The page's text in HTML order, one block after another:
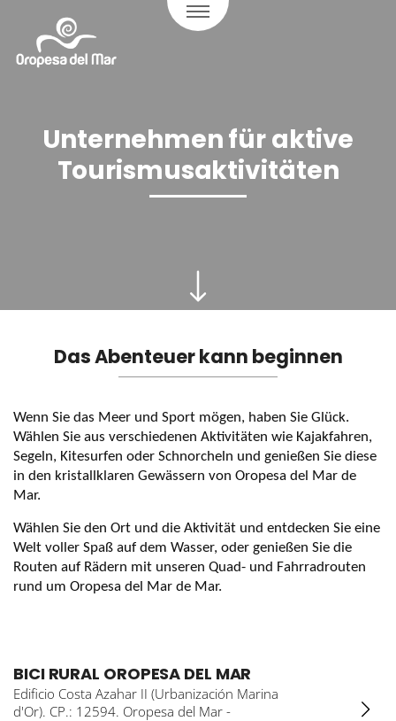
Unternehmen für aktive
Tourismusaktivitäten
Das Abenteuer kann beginnen
Wenn Sie das Meer und Sport mögen, haben Sie Glück.
Wählen Sie aus verschiedenen Aktivitäten wie Kajakfahren,
Segeln, Kitesurfen oder Schnorcheln und genießen Sie diese
in den kristallklaren Gewässern von Oropesa del Mar de
Mar.
Wählen Sie den Ort und die Aktivität und entdecken Sie eine
Welt voller Spaß auf dem Wasser, oder genießen Sie die
Routen auf Rädern mit unseren Quad- und Fahrradrouten
rund um Oropesa del Mar de Mar.
BICI RURAL OROPESA DEL MAR
Edificio Costa Azahar II (Urbanización Marina
d'Or). CP.: 12594. Oropesa del Mar -